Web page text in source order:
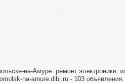
на-Амуре: ремонт электроники,
na-amure.dibi.ru - 103 объявления.